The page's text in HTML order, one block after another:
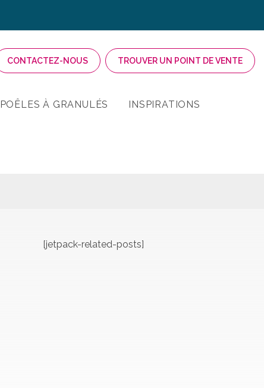
CONTACTEZ-NOUS TROUVER UN POINT DE VENTE
POÊLES À GRANULÉS INSPIRATIONS
[jetpack-related-posts]